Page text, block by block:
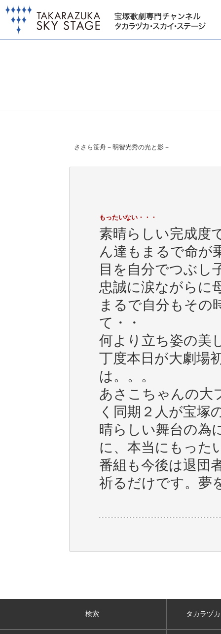
ささら笹舟－明智光秀の光と影－
もったいない・・・
素晴らしい完成度
ん達もまるで命が
目を自分でつぶし
忠誠に涙ながらに
まるで自分もその
て・・
何より立ち姿の美
丁度本日が大劇場
は。。。
あさこちゃんの大
く同期２人が宝塚
晴らしい舞台の為
に、本当にもった
番組も今後は退団
祈るだけです。夢
検索 タカラヅ